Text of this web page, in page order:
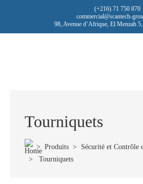
(+216) 71 750 870
commercial@scantech-
98, Avenue d’Afrique, El Menzah
Tourniquets
> Produits > Sécurité et Contrôle
> Tourniquets